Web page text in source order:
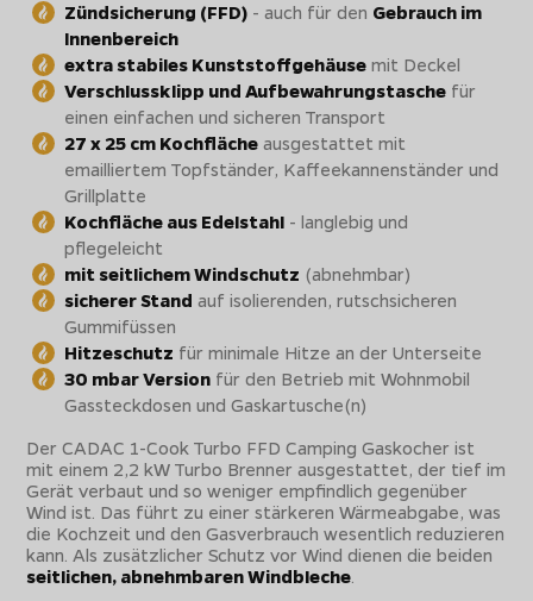
Zündsicherung (FFD) - auch für den Gebrauch im
Innenbereich
extra stabiles Kunststoffgehäuse mit Deckel
Verschlussklipp und Aufbewahrungstasche für
einen einfachen und sicheren Transport
27 x 25 cm Kochfläche ausgestattet mit
emailliertem Topfständer, Kaffeekannenständer und
Grillplatte
Kochfläche aus Edelstahl - langlebig und
pflegeleicht
mit seitlichem Windschutz (abnehmbar)
sicherer Stand auf isolierenden, rutschsicheren
Gummifüssen
Hitzeschutz für minimale Hitze an der Unterseite
30 mbar Version für den Betrieb mit Wohnmobil
Gassteckdosen und Gaskartusche(n)
Der CADAC 1-Cook Turbo FFD Camping Gaskocher ist
mit einem 2,2 kW Turbo Brenner ausgestattet, der tief im
Gerät verbaut und so weniger empfindlich gegenüber
Wind ist. Das führt zu einer stärkeren Wärmeabgabe, was
die Kochzeit und den Gasverbrauch wesentlich reduzieren
kann. Als zusätzlicher Schutz vor Wind dienen die beiden
seitlichen, abnehmbaren Windbleche